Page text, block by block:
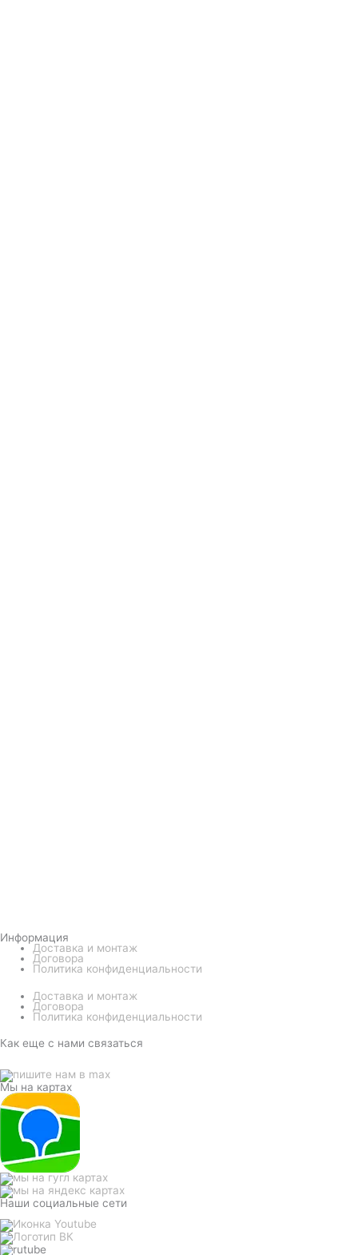
Информация
Доставка и монтаж
Договора
Политика конфиденциальности
Доставка и монтаж
Договора
Политика конфиденциальности
Как еще с нами связаться
Мы на картах
Наши социальные сети